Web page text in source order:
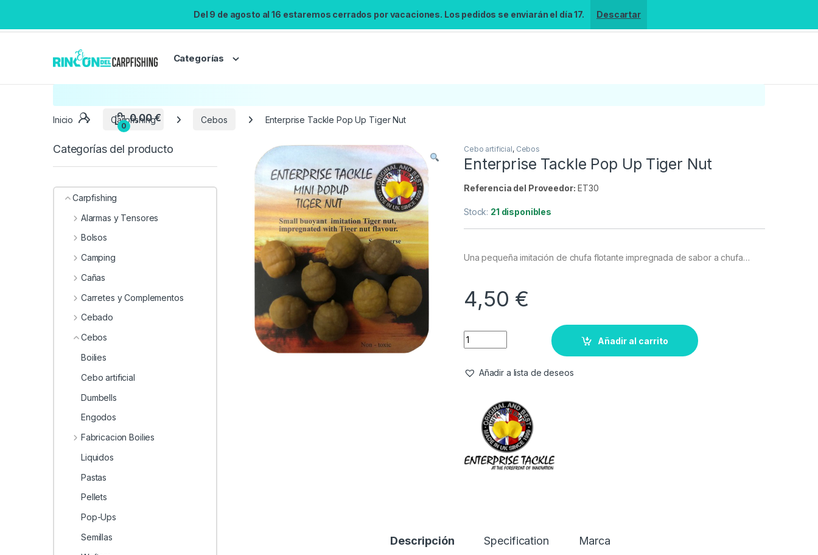
Del 9 de agosto al 16 estaremos cerrados por vacaciones. Los pedidos se enviarán el día 17. Descartar
Categorías
Búsqueda no disponible
No se pudo cargar el widget de búsqueda.
Inténtalo de nuevo.
Reintentar
Inicio Carpfishing Cebos Enterprise Tackle Pop Up Tiger Nut
Cebo artificial, Cebos
Enterprise Tackle Pop Up Tiger Nut
Referencia del Proveedor: ET30
Stock: 21 disponibles
Una pequeña imitación de chufa flotante impregnada de sabor a chufa…
4,50 €
Añadir al carrito
Añadir a lista de deseos
Descripción Specification Marca
Categorías del producto
Carpfishing
Alarmas y Tensores
Bolsos
Camping
Cañas
Carretes y Complementos
Cebado
Cebos
Boilies
Cebo artificial
Dumbells
Engodos
Fabricacion Boilies
Liquidos
Pastas
Pellets
Pop-Ups
Semillas